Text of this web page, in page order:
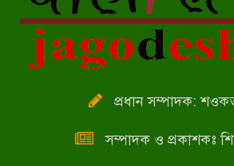
‘দেশের ৮০ ভাগ
দেয়ার পরিকল্পনা
বিভাগ’
প্রধান সম্পাদক:
সম্পাদক ও প্রকাশকঃ